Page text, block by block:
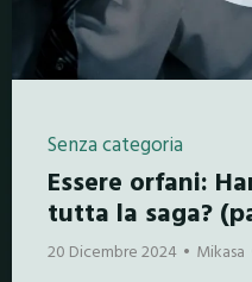
Senza categoria
Essere orfani:
tutta la saga?
20 Dicembre 2024 Mikasa